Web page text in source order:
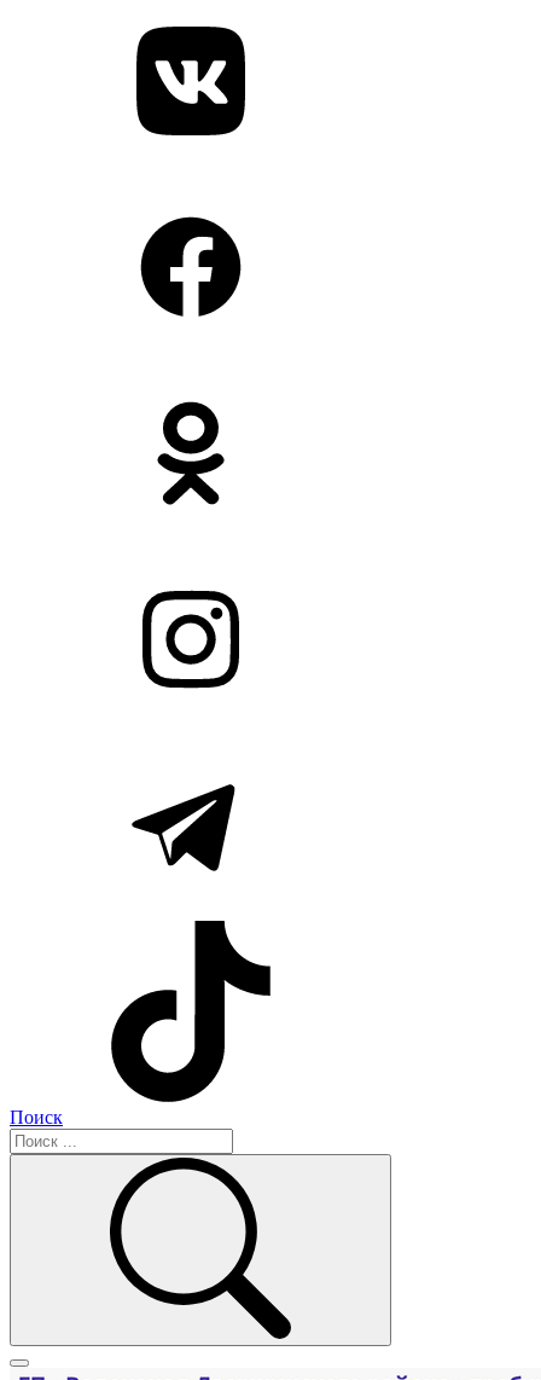
Поиск